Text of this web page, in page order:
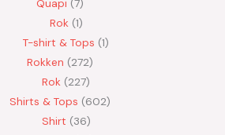
Quapi 7
Rok 1
T-shirt & Tops 1
Rokken 272
Rok 227
Shirts & Tops 602
Shirt 36